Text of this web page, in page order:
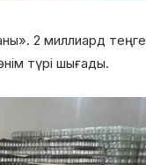
2 миллиард теңге
түрі шығады.